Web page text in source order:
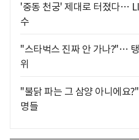
'중동 천궁' 제대로 터졌다…
수
"스타벅스 진짜 안 가나?"…
위
"불닭 파는 그 삼양 아니에요
명들